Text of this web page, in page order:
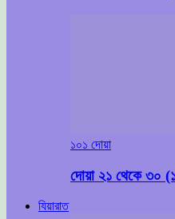
১০১ দোয়া
দোয়া ২১ থেকে ৩০
যিয়ারাত